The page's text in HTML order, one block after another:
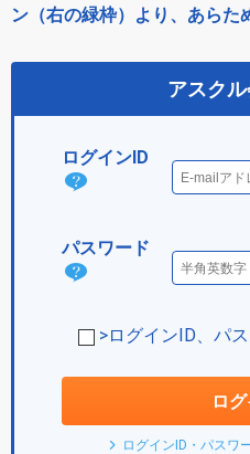
ン（右の緑枠）より、あらた
アスク
ログインID
ログ
IDと
パスワード
パス
ド
は？
>ログインID、パ
ロ
ログインID・パスワ